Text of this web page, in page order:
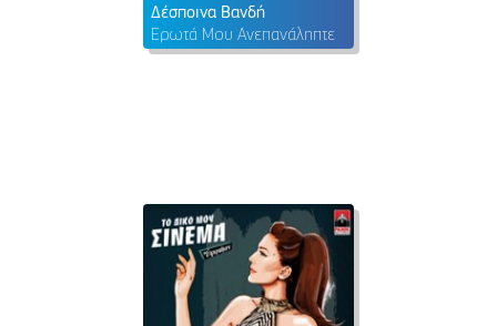
Δέσποινα Βανδή
Έρωτά Μου Ανεπανάληπτε